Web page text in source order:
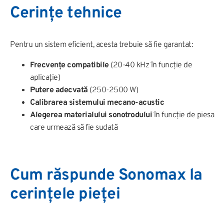
Cerințe tehnice
Pentru un sistem eficient, acesta trebuie să fie garantat:
Frecvențe compatibile(20-40 kHz în funcție de
aplicație)
Putere adecvată (250-2500 W)
Calibrarea sistemului mecano-acustic
Alegerea materialului sonotroduluiîn funcție de piesa
care urmează să fie sudată
Cum răspunde Sonomax la
cerințele pieței